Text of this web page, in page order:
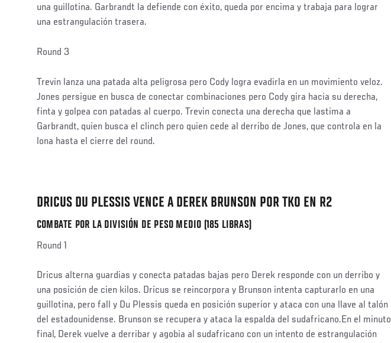
una guillotina. Garbrandt la defiende con éxito, queda por encima y trabaja para lograr
una estrangulación trasera.
Round 3
Trevin lanza una patada alta peligrosa pero Cody logra evadirla en un movimiento veloz.
Jones persigue en busca de conectar combinaciones pero Cody gira hacia su derecha,
finta y golpea con patadas al cuerpo. Trevin conecta una derecha que lastima a
Garbrandt, quien busca el clinch pero quien cede al derribo de Jones, que controla en la
lona hasta el cierre del round.
DRICUS DU PLESSIS VENCE A DEREK BRUNSON POR TKO EN R2
COMBATE POR LA DIVISIÓN DE PESO MEDIO (185 LIBRAS)
Round 1
Dricus alterna guardias y conecta patadas bajas pero Derek responde con un derribo y
una posición de cien kilos. Dricus se reincorpora y Brunson intenta capturarlo en una
guillotina, pero fall y Du Plessis queda en posición superior y ataca con una llave al talón
del estadounidense. Brunson se recupera y ataca la espalda del sudafricano.En el minuto
final, Derek vuelve a derribar y agobia al sudafricano con un intento de estrangulación